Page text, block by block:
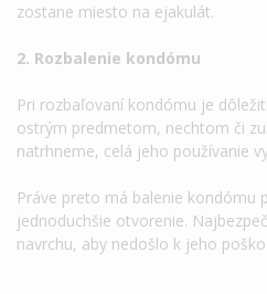
zostane miesto na ejakulát.
2. Rozbalenie kondómu
Pri rozbaľovaní kondómu je
ostrým predmetom, nechtom či
natrhneme, celá jeho používanie
Práve preto má balenie kondómu
jednoduchšie otvorenie.
navrchu, aby nedošlo k jeho